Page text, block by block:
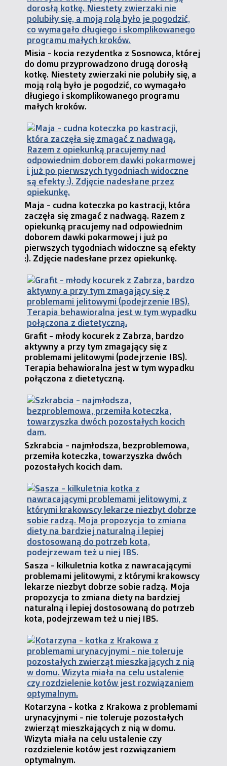
Misia - kocia rezydentka z Sosnowca, której
do domu przyprowadzono drugą dorosłą
kotkę. Niestety zwierzaki nie polubiły się, a
moją rolą było je pogodzić, co wymagało
długiego i skomplikowanego programu
małych kroków.
Maja - cudna koteczka po kastracji, która
zaczęła się zmagać z nadwagą. Razem z
opiekunką pracujemy nad odpowiednim
doborem dawki pokarmowej i już po
pierwszych tygodniach widoczne są efekty
:). Zdjęcie nadesłane przez opiekunkę.
Grafit - młody kocurek z Zabrza, bardzo
aktywny a przy tym zmagający się z
problemami jelitowymi (podejrzenie IBS).
Terapia behawioralna jest w tym wypadku
połączona z dietetyczną.
Szkrabcia - najmłodsza, bezproblemowa,
przemiła koteczka, towarzyszka dwóch
pozostałych kocich dam.
Sasza - kilkuletnia kotka z nawracającymi
problemami jelitowymi, z którymi krakowscy
lekarze niezbyt dobrze sobie radzą. Moja
propozycja to zmiana diety na bardziej
naturalną i lepiej dostosowaną do potrzeb
kota, podejrzewam też u niej IBS.
Kotarzyna - kotka z Krakowa z problemami
urynacyjnymi - nie toleruje pozostałych
zwierząt mieszkających z nią w domu.
Wizyta miała na celu ustalenie czy
rozdzielenie kotów jest rozwiązaniem
optymalnym.